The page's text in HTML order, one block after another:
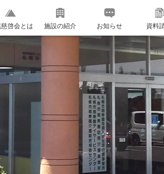
啓会とは 施設の紹介 お知らせ 資料